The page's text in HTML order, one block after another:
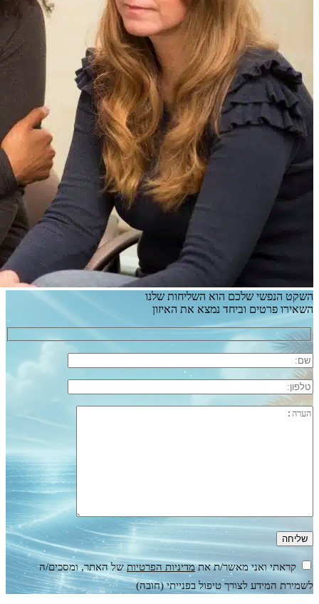
השקט הנפשי שלכם הוא השליחות שלנו
השאירו פרטים וביחד נמצא את האיזון
קראתי ואני מאשר/ת אתמדיניות הפרטיותשל האתר, ומסכים/ה
לשמירת המידע לצורך טיפול בפנייתי (חובה)